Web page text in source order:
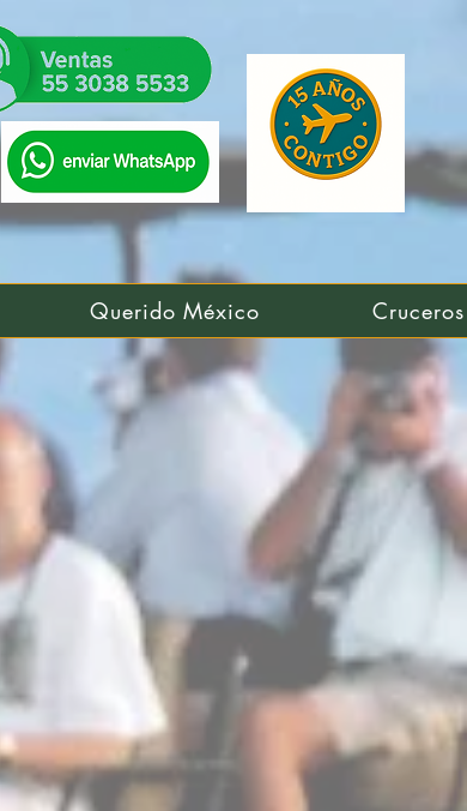
Querido México Cruceros